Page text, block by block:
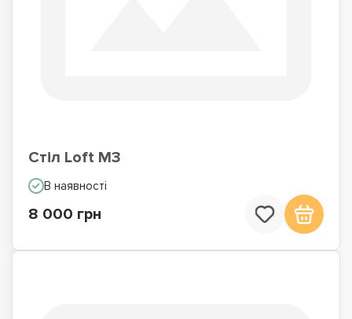
Стіл Loft M3
В наявності
8 000 грн